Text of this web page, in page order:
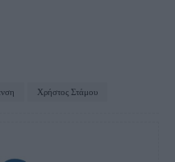
Χρήστος Στάμου